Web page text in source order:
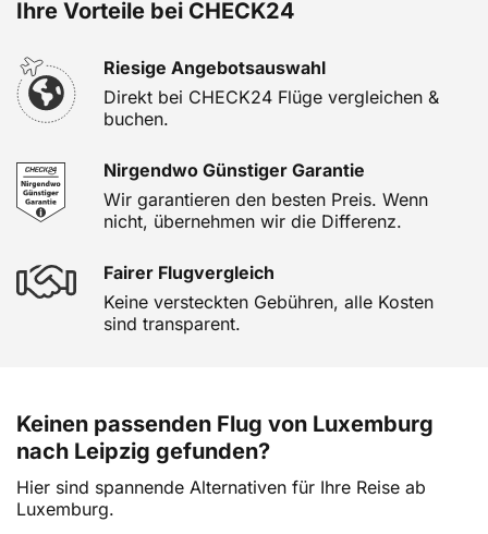
Ihre Vorteile bei CHECK24
Riesige Angebotsauswahl
Direkt bei CHECK24 Flüge vergleichen &
buchen.
Nirgendwo Günstiger Garantie
Wir garantieren den besten Preis. Wenn
nicht, übernehmen wir die Differenz.
Fairer Flugvergleich
Keine versteckten Gebühren, alle Kosten
sind transparent.
Keinen passenden Flug von Luxemburg
nach Leipzig gefunden?
Hier sind spannende Alternativen für Ihre Reise ab
Luxemburg.